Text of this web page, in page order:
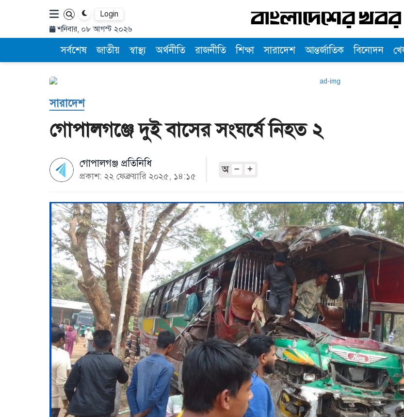
Login
শনিবার, ০৮ আগস্ট ২০২৬
সর্বশেষ জাতীয় স্বাস্থ্য অর্থনীতি রাজনীতি শিক্ষা সারাদেশ আন্তর্জাতিক বিনোদন
সারাদেশ
গোপালগঞ্জে দুই বাসের সংঘর্ষে নিহত ২
গোপালগঞ্জ প্রতিনিধি
প্রকাশ: ২২ ফেব্রুয়ারি ২০২৫, ১৪:১৫
অ